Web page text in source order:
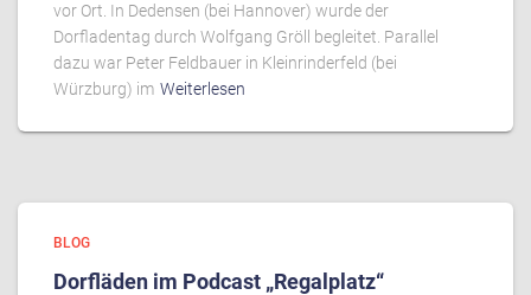
vor Ort. In Dedensen (bei Hannover) wurde der
Dorfladentag durch Wolfgang Gröll begleitet. Parallel
dazu war Peter Feldbauer in Kleinrinderfeld (bei
Würzburg) im Weiterlesen
BLOG
Dorfläden im Podcast „Regalplatz“